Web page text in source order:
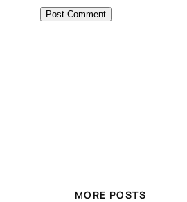
MORE POSTS